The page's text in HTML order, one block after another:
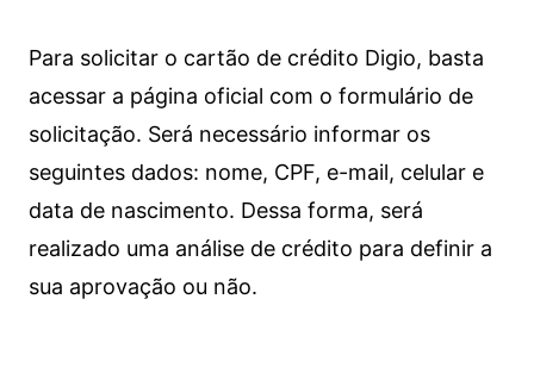
Para solicitar o cartão de crédito Digio, basta
acessar a página oficial com o formulário de
solicitação. Será necessário informar os
seguintes dados: nome, CPF, e-mail, celular e
data de nascimento. Dessa forma, será
realizado uma análise de crédito para definir a
sua aprovação ou não.